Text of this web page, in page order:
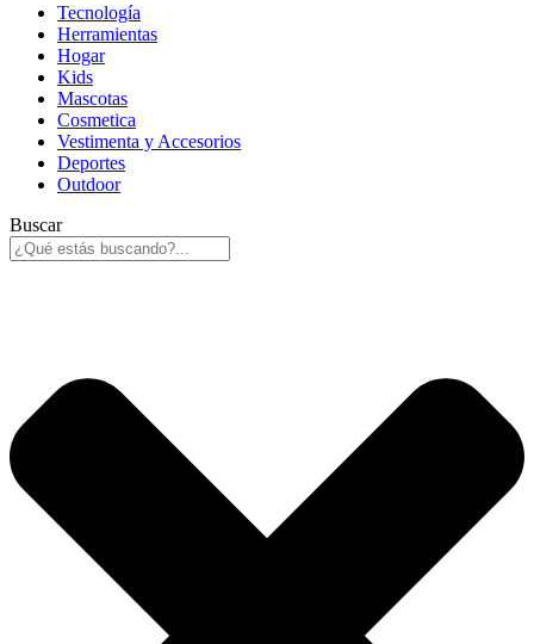
Tecnología
Herramientas
Hogar
Kids
Mascotas
Cosmetica
Vestimenta y Accesorios
Deportes
Outdoor
Buscar